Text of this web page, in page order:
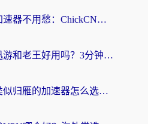
海外党选回国加速器不用愁：ChickCN和洞见哪个好？一篇搞定所有疑问
海外党必看：迅游和老王好用吗？3分钟选对加速国内网络的加速器
海外党必看：类似归雁的加速器怎么选？一篇搞定无缝访问国内资源